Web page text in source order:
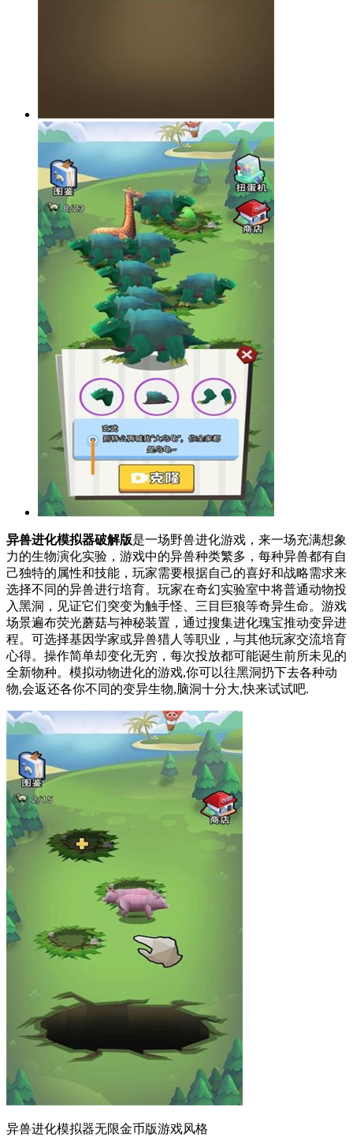
异兽进化模拟器破解版是一场野兽进化游戏，来一场充满想象
力的生物演化实验，游戏中的异兽种类繁多，每种异兽都有自
己独特的属性和技能，玩家需要根据自己的喜好和战略需求来
选择不同的异兽进行培育。玩家在奇幻实验室中将普通动物投
入黑洞，见证它们突变为触手怪、三目巨狼等奇异生命。游戏
场景遍布荧光蘑菇与神秘装置，通过搜集进化瑰宝推动变异进
程。可选择基因学家或异兽猎人等职业，与其他玩家交流培育
心得。操作简单却变化无穷，每次投放都可能诞生前所未见的
全新物种。模拟动物进化的游戏,你可以往黑洞扔下去各种动
物,会返还各你不同的变异生物,脑洞十分大,快来试试吧.
异兽进化模拟器无限金币版游戏风格